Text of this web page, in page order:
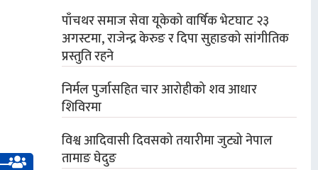
पाँचथर समाज सेवा यूकेको वार्षिक भेटघाट २३
अगस्टमा, राजेन्द्र केरुङ र दिपा सुहाङको सांगीतिक
प्रस्तुति रहने
निर्मल पुर्जासहित चार आरोहीको शव आधार
शिविरमा
विश्व आदिवासी दिवसको तयारीमा जुट्यो नेपाल
तामाङ घेदुङ